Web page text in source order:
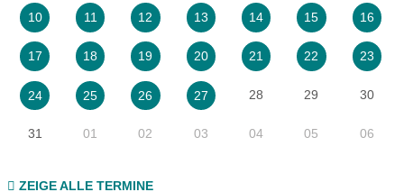
10 11 12 13 14 15 16
17 18 19 20 21 22 23
24 25 26 27 28 29 30
31 01 02 03 04 05 06
ZEIGE ALLE TERMINE